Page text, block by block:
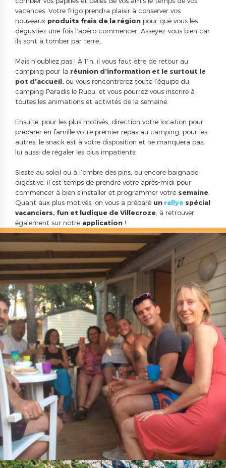
vacances. Votre frigo prendra plaisir à conserver vos
nouveaux produits frais de la région pour que vous les
dégustiez une fois l’apéro commencer. Asseyez-vous bien car
ils sont à tomber par terre…
Mais n’oubliez pas ! À 11h, il vous faut être de retour au
camping pour la réunion d’information et le surtout le
pot d’accueil, ou vous rencontrerez toute l’équipe du
camping Paradis le Ruou, et vous pourrez vous inscrire à
toutes les animations et activités de la semaine.
Ensuite, pour les plus motivés, direction votre location pour
préparer en famille votre premier repas au camping, pour les
autres, le snack est à votre disposition et ne manquera pas,
lui aussi de régaler les plus impatients.
Sieste au soleil ou à l’ombre des pins, ou encore baignade
digestive, il est temps de prendre votre après-midi pour
commencer à bien s’installer et programmer votre semaine.
Quant aux plus motivés, on vous a préparé un rallyespécial
vacanciers, fun et ludique de Villecroze, à retrouver
également sur notre application !